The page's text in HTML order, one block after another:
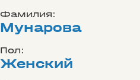
Фамилия:
Мунарова
Пол:
Женский